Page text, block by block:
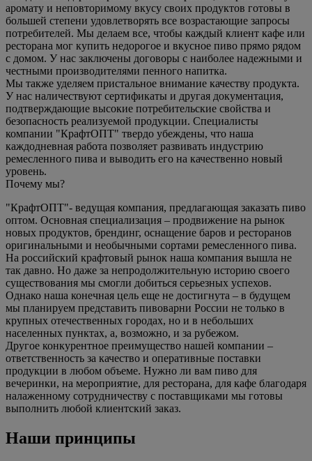
аромату и неповторимому вкусу своих продуктов готовы в
большей степени удовлетворять все возрастающие запросы
потребителей. Мы делаем все, чтобы каждый клиент кафе или
ресторана мог купить недорогое и вкусное пиво прямо рядом
с домом. У нас заключены договоры с наиболее надежными и
честными производителями пенного напитка.
Мы также уделяем пристальное внимание качеству продукта.
У нас наличествуют сертификаты и другая документация,
подтверждающие высокие потребительские свойства и
безопасность реализуемой продукции. Специалисты
компании "КрафтОПТ" твердо убеждены, что наша
каждодневная работа позволяет развивать индустрию
ремесленного пива и выводить его на качественно новый
уровень.
Почему мы?
"КрафтОПТ"- ведущая компания, предлагающая заказать пиво
оптом. Основная специализация – продвижение на рынок
новых продуктов, брендинг, оснащение баров и ресторанов
оригинальными и необычными сортами ремесленного пива.
На российский крафтовый рынок наша компания вышла не
так давно. Но даже за непродолжительную историю своего
существования мы смогли добиться серьезных успехов.
Однако наша конечная цель еще не достигнута – в будущем
мы планируем представить пивоварни России не только в
крупных отечественных городах, но и в небольших
населенных пунктах, а, возможно, и за рубежом.
Другое конкурентное преимущество нашей компании –
ответственность за качество и оперативные поставки
продукции в любом объеме. Нужно ли вам пиво для
вечеринки, на мероприятие, для ресторана, для кафе благодаря
налаженному сотрудничеству с поставщиками мы готовы
выполнить любой клиентский заказ.
Наши принципы